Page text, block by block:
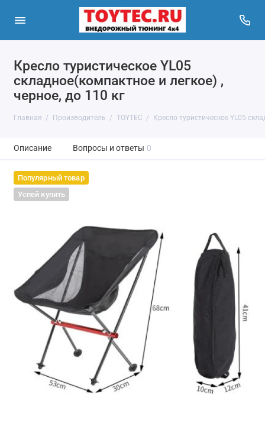
Кресло туристическое YL05
складное(компактное и легкое) ,
черное, до 110 кг
Главная Производитель TOYTEC Кресло туристическое YL05
Описание Вопросы и ответы 0
Популярный товар
Успей купить